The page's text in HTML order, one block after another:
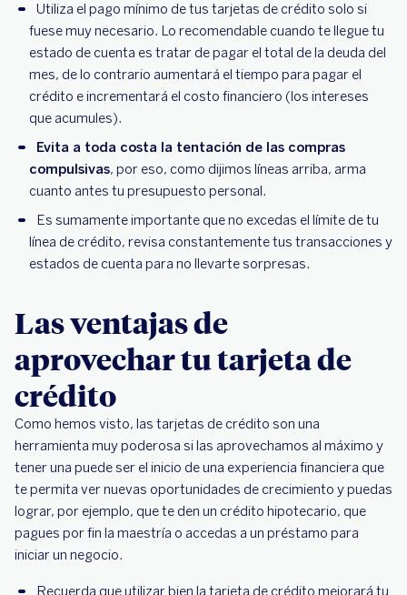
Utiliza el pago mínimo de tus tarjetas de crédito solo si
fuese muy necesario. Lo recomendable cuando te llegue tu
estado de cuenta es tratar de pagar el total de la deuda del
mes, de lo contrario aumentará el tiempo para pagar el
crédito e incrementará el costo financiero (los intereses
que acumules).
Evita a toda costa la tentación de las compras
compulsivas, por eso, como dijimos líneas arriba, arma
cuanto antes tu presupuesto personal.
Es sumamente importante que no excedas el límite de tu
línea de crédito, revisa constantemente tus transacciones y
estados de cuenta para no llevarte sorpresas.
Las ventajas de
aprovechar tu tarjeta de
crédito
Como hemos visto, las tarjetas de crédito son una
herramienta muy poderosa si las aprovechamos al máximo y
tener una puede ser el inicio de una experiencia financiera que
te permita ver nuevas oportunidades de crecimiento y puedas
lograr, por ejemplo, que te den un crédito hipotecario, que
pagues por fin la maestría o accedas a un préstamo para
iniciar un negocio.
Recuerda que utilizar bien la tarjeta de crédito mejorará tu